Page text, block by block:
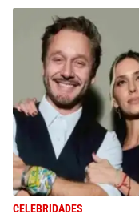
CELEBRIDADES